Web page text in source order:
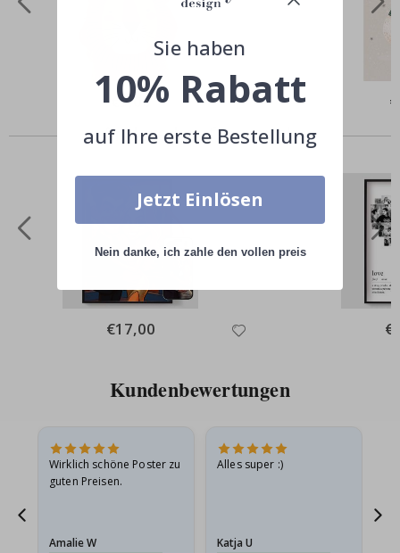
Special
€9,00
Andere kauften auch
Special
Price
€17,00
Kundenbewertungen
Wirklich schöne Poster zu
guten Preisen.
Amalie W
Alles super :)
Katja U
Sie haben
10% Rabatt
auf Ihre erste Bestellung
Jetzt Einlösen
Nein danke, ich zahle den vollen preis